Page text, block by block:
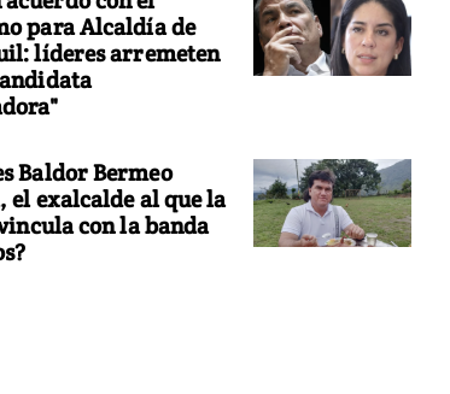
para Alcaldía de
líderes arremeten
Baldor Bermeo
el exalcalde al que la
con la banda